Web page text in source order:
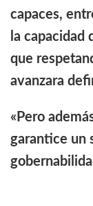
capaces,
la capacidad
que
avanzara
«Pero
garantice un